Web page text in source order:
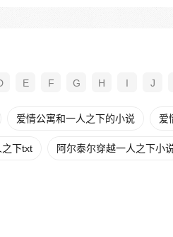
E F G H I J
爱情公寓和一人之下的小说 爱
之下txt 阿尔泰尔穿越一人之下小